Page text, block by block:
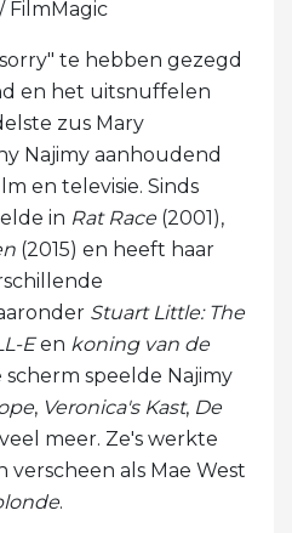
FilmMagic
te hebben gezegd
en het uitsnuffelen
zus Mary
Najimy aanhoudend
en televisie. Sinds
in Rat Race(2001),
(2015) en heeft haar
Stuart Little: The
Een koning van de
speelde Najimy
, Veronica's Kast, De
meer. Ze's werkte
als Mae West
.